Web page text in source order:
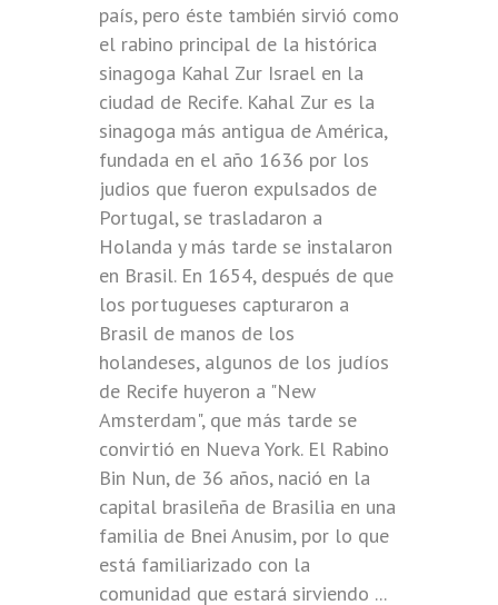
país, pero éste también sirvió como
el rabino principal de la histórica
sinagoga Kahal Zur Israel en la
ciudad de Recife. Kahal Zur es la
sinagoga más antigua de América,
fundada en el año 1636 por los
judios que fueron expulsados de
Portugal, se trasladaron a
Holanda y más tarde se instalaron
en Brasil. En 1654, después de que
los portugueses capturaron a
Brasil de manos de los
holandeses, algunos de los judíos
de Recife huyeron a "New
Amsterdam", que más tarde se
convirtió en Nueva York. El Rabino
Bin Nun, de 36 años, nació en la
capital brasileña de Brasilia en una
familia de Bnei Anusim, por lo que
está familiarizado con la
comunidad que estará sirviendo ...